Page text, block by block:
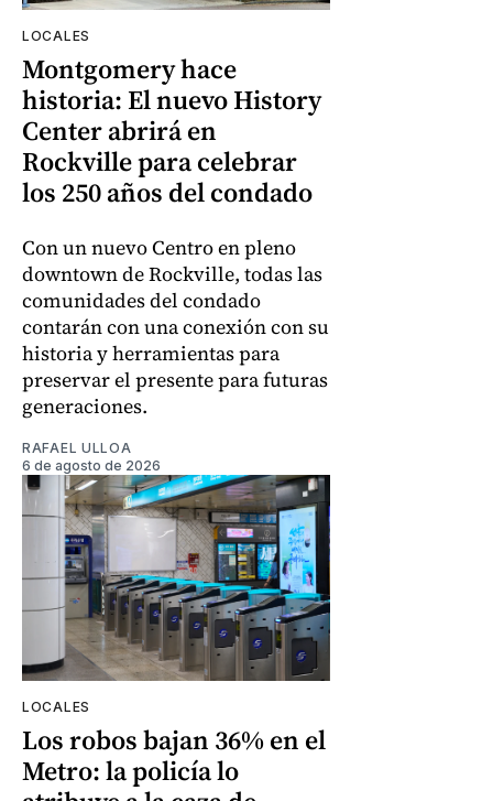
LOCALES
Montgomery hace
historia: El nuevo History
Center abrirá en
Rockville para celebrar
los 250 años del condado
Con un nuevo Centro en pleno
downtown de Rockville, todas las
comunidades del condado
contarán con una conexión con su
historia y herramientas para
preservar el presente para futuras
generaciones.
RAFAEL ULLOA
6 de agosto de 2026
LOCALES
Los robos bajan 36% en el
Metro: la policía lo